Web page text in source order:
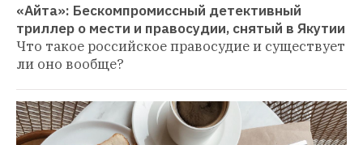
«Айта»: Бескомпромиссный детективный
триллер о мести и правосудии, снятый в Якутии
Что такое российское правосудие и существует
ли оно вообще?